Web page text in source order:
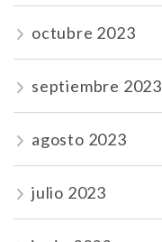
octubre 2023
septiembre 2023
agosto 2023
julio 2023